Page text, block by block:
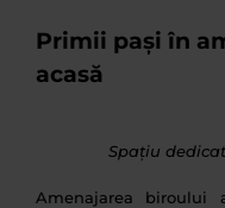
Primii pași în
acasă
Spațiu
Amenajarea